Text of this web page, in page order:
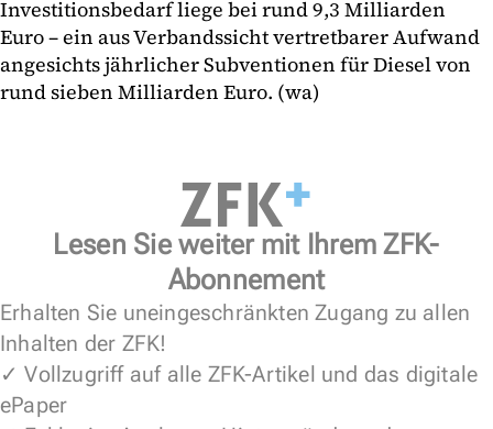
Investitionsbedarf liege bei rund 9,3 Milliarden
Euro – ein aus Verbandssicht vertretbarer Aufwand
angesichts jährlicher Subventionen für Diesel von
rund sieben Milliarden Euro. (wa)
Lesen Sie weiter mit Ihrem ZFK-
Abonnement
Erhalten Sie uneingeschränkten Zugang zu allen
Inhalten der ZFK!
✓ Vollzugriff auf alle ZFK-Artikel und das digitale
ePaper